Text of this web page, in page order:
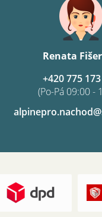
Renata
+420 775
(Po-Pá 09:00 -